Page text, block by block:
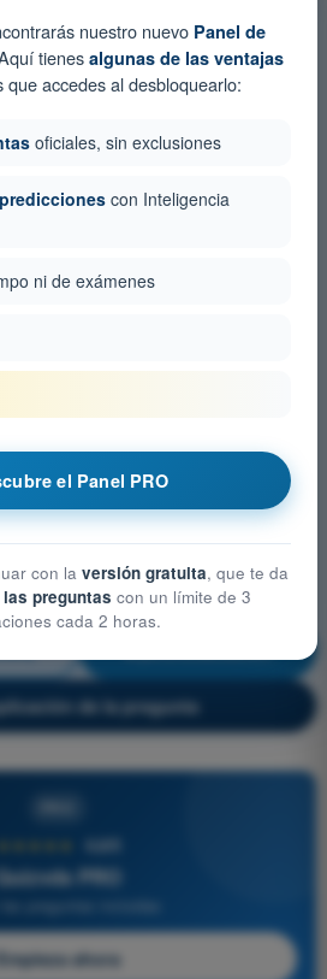
de la pregunta
4,6/5
PRO
Empieza ahora
nuestro nuevo Panel de
tienesalgunas de las ventajas
accedes al desbloquearlo:
oficiales, sin exclusiones
con Inteligencia
ni de exámenes
el Panel PRO
con la versión gratuita, que te da
las preguntas con un límite de 3
cada 2 horas.